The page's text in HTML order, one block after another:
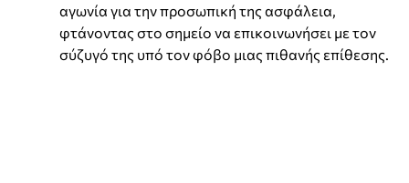
αγωνία για την προσωπική της ασφάλεια,
φτάνοντας στο σημείο να επικοινωνήσει με τον
σύζυγό της υπό τον φόβο μιας πιθανής επίθεσης.